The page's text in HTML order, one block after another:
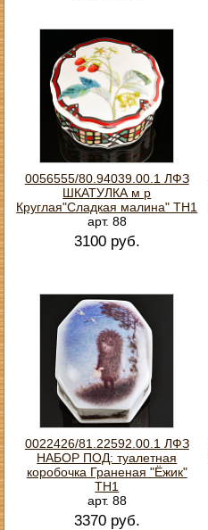
0056555/80.94039.00.1 ЛФЗ
ШКАТУЛКА м р
Круглая"Сладкая малина" ТН1
арт. 88
3100 руб.
0022426/81.22592.00.1 ЛФЗ
НАБОР ПОД: туалетная
коробочка Граненая "Ёжик"
ТН1
арт. 88
3370 руб.